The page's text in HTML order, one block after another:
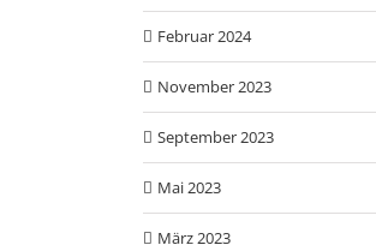
Februar 2024
November 2023
September 2023
Mai 2023
März 2023